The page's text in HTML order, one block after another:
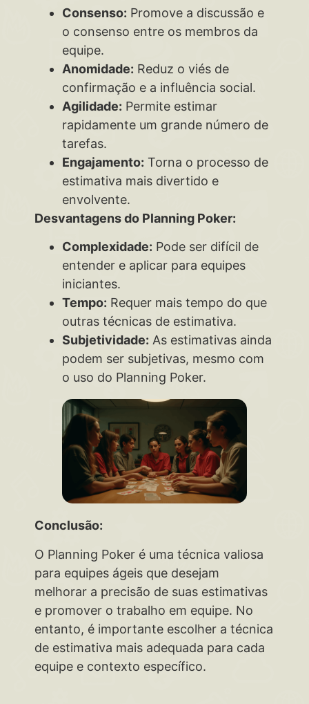
Consenso: Promove a discussão e
o consenso entre os membros da
equipe.
Anomidade: Reduz o viés de
confirmação e a influência social.
Agilidade: Permite estimar
rapidamente um grande número de
tarefas.
Engajamento: Torna o processo de
estimativa mais divertido e
envolvente.
Desvantagens do Planning Poker:
Complexidade: Pode ser difícil de
entender e aplicar para equipes
iniciantes.
Tempo: Requer mais tempo do que
outras técnicas de estimativa.
Subjetividade: As estimativas ainda
podem ser subjetivas, mesmo com
o uso do Planning Poker.
Conclusão:
O Planning Poker é uma técnica valiosa
para equipes ágeis que desejam
melhorar a precisão de suas estimativas
e promover o trabalho em equipe. No
entanto, é importante escolher a técnica
de estimativa mais adequada para cada
equipe e contexto específico.